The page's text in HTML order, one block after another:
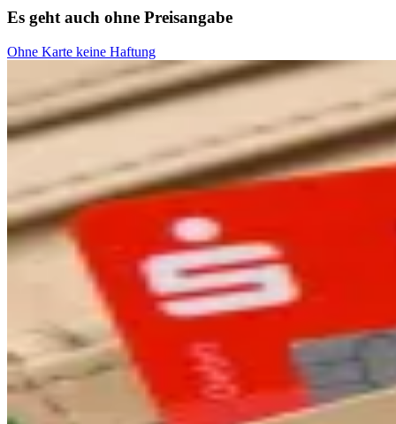
Es geht auch ohne Preisangabe
Ohne Karte keine Haftung